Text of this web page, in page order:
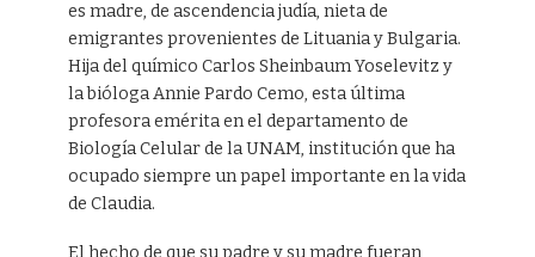
es madre, de ascendencia judía, nieta de
emigrantes provenientes de Lituania y Bulgaria.
Hija del químico Carlos Sheinbaum Yoselevitz y
la bióloga Annie Pardo Cemo, esta última
profesora emérita en el departamento de
Biología Celular de la UNAM, institución que ha
ocupado siempre un papel importante en la vida
de Claudia.
El hecho de que su padre y su madre fueran